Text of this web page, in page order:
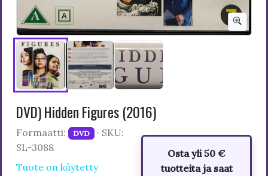
DVD) Hidden Figures (2016)
Formaatti: DVD · SKU:
SL-3088
Tuote on käytetty
Osta yli 50 €
tuotteita ja saat